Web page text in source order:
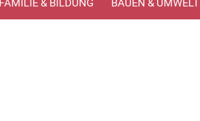
FAMILIE & BILDUNG BAUEN & UMWELT